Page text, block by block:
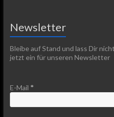
Newsletter
Bleibe auf Stand und lass Dir
jetzt ein für unseren Newsletter
E-Mail *